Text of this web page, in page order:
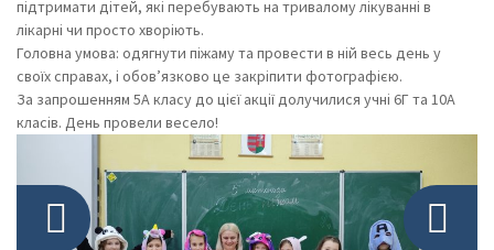
підтримати дітей, які перебувають на тривалому лікуванні в
лікарні чи просто хворіють.
Головна умова: одягнути піжаму та провести в ній весь день у
своїх справах, і обов’язково це закріпити фотографією.
За запрошенням 5А класу до цієї акції долучилися учні 6Г та 10А
класів. День провели весело!